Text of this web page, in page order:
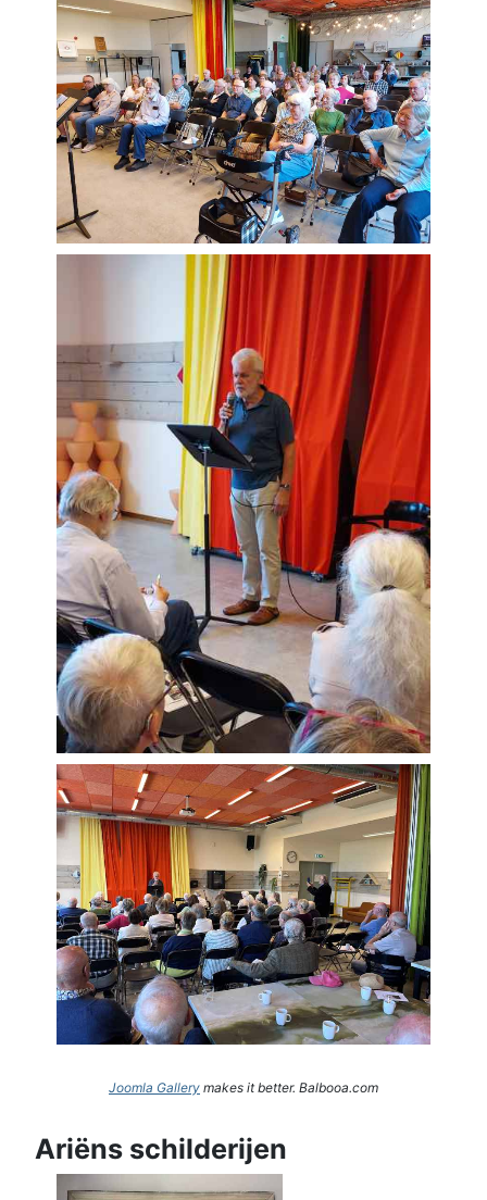
Joomla Gallery makes it better. Balbooa.com
Ariëns schilderijen